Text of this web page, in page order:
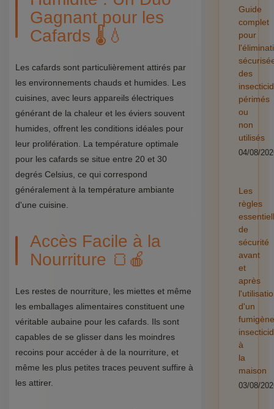
Gagnant pour les
Cafards 🌡️💧
Les cafards sont particulièrement attirés par
les environnements chauds et humides. Les
cuisines, avec leurs appareils électriques
générant de la chaleur et les éviers souvent
humides, offrent les conditions idéales pour
leur prolifération. La température optimale
pour les cafards se situe entre 20 et 30
degrés Celsius, ce qui correspond
généralement à la température ambiante
d'une cuisine.
Accès Facile à la
Nourriture 🍞🍎
Les restes de nourriture, les miettes et même
les emballages alimentaires constituent une
véritable aubaine pour les cafards. Ils sont
capables de se glisser dans les moindres
recoins pour accéder à de la nourriture, et
même les plus petites traces peuvent suffire à
les attirer.
Guide
complet
pour
des
périmés
ou
non
utilisés
04/08/
Les
règles
de
sécurité
avant
et
après
d'un
fumigène
à
la
maison
03/08/